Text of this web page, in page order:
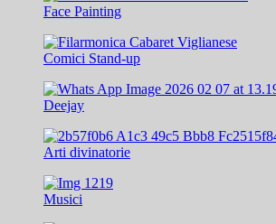
Face Painting
Comici Stand-up
Deejay
Arti divinatorie
Musici